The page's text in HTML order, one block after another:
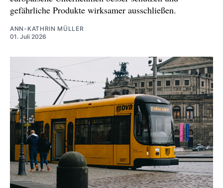
gefährliche Produkte wirksamer ausschließen.
ANN-KATHRIN MÜLLER
01. Juli 2026